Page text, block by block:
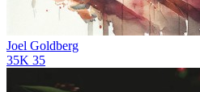
Joel Goldberg
35K 35